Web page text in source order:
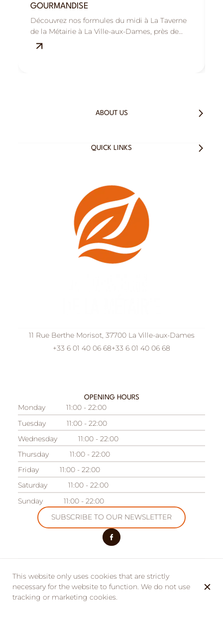
GOURMANDISE
Découvrez nos formules du midi à La Taverne
de la Métairie à La Ville-aux-Dames, près de
Tours : savoureuses, fraîches et équilibrées.
ABOUT US
QUICK LINKS
11 Rue Berthe Morisot, 37700 La Ville-aux-Dames
+33 6 01 40 06 68+33 6 01 40 06 68
OPENING HOURS
Monday
11:00 - 22:00
Tuesday
11:00 - 22:00
Wednesday
11:00 - 22:00
Thursday
11:00 - 22:00
Friday
11:00 - 22:00
Saturday
11:00 - 22:00
Sunday
11:00 - 22:00
SUBSCRIBE TO OUR NEWSLETTER
OUR OTHER ESTABLISHMENTS
Camping des Acacias
Domaine des Acacias
This website only uses cookies that are strictly
necessary for the website to function. We do not use
tracking or marketing cookies.